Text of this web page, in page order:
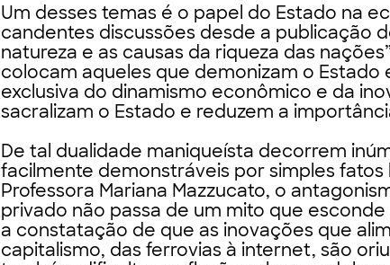
Um desses temas é o papel do Estado na
candentes discussões desde a publicação
natureza e as causas da riqueza das
colocam aqueles que demonizam o
exclusiva do dinamismo econômico e da
sacralizam o Estado e reduzem a
De tal dualidade maniqueísta decorrem
facilmente demonstráveis por simples
Professora Mariana Mazzucato, o
privado não passa de um mito que
a constatação de que as inovações que
capitalismo, das ferrovias à internet, são